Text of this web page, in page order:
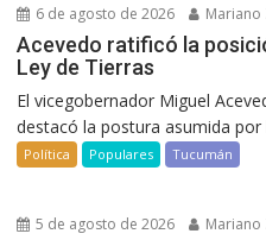
6 de agosto de 2026 Mariano
Acevedo ratificó la
Ley de Tierras
El vicegobernador Miguel
destacó la postura asumida por
Política Populares Tucumán
5 de agosto de 2026 Mariano